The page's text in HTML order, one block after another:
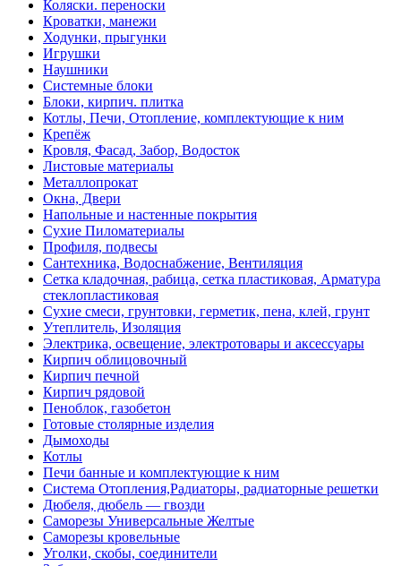
Коляски. переноски
Кроватки, манежи
Ходунки, прыгунки
Игрушки
Наушники
Системные блоки
Блоки, кирпич. плитка
Котлы, Печи, Отопление, комплектующие к ним
Крепёж
Кровля, Фасад, Забор, Водосток
Листовые материалы
Металлопрокат
Окна, Двери
Напольные и настенные покрытия
Сухие Пиломатериалы
Профиля, подвесы
Сантехника, Водоснабжение, Вентиляция
Сетка кладочная, рабица, сетка пластиковая, Арматура
стеклопластиковая
Сухие смеси, грунтовки, герметик, пена, клей, грунт
Утеплитель, Изоляция
Электрика, освещение, электротовары и аксессуары
Кирпич облицовочный
Кирпич печной
Кирпич рядовой
Пеноблок, газобетон
Готовые столярные изделия
Дымоходы
Котлы
Печи банные и комплектующие к ним
Система Отопления,Радиаторы, радиаторные решетки
Дюбеля, дюбель — гвозди
Саморезы Универсальные Желтые
Саморезы кровельные
Уголки, скобы, соединители